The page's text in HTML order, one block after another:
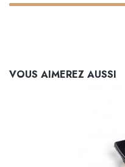
VOUS AIMEREZ AUSSI